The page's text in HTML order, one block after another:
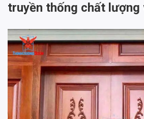
truyền thống chất lượng